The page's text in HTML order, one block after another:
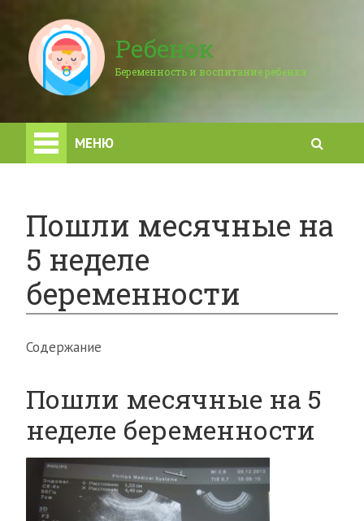
Ребенок
Беременность и воспитание ребенка
МЕНЮ
Пошли месячные на
5 неделе
беременности
Содержание
Пошли месячные на 5
неделе беременности